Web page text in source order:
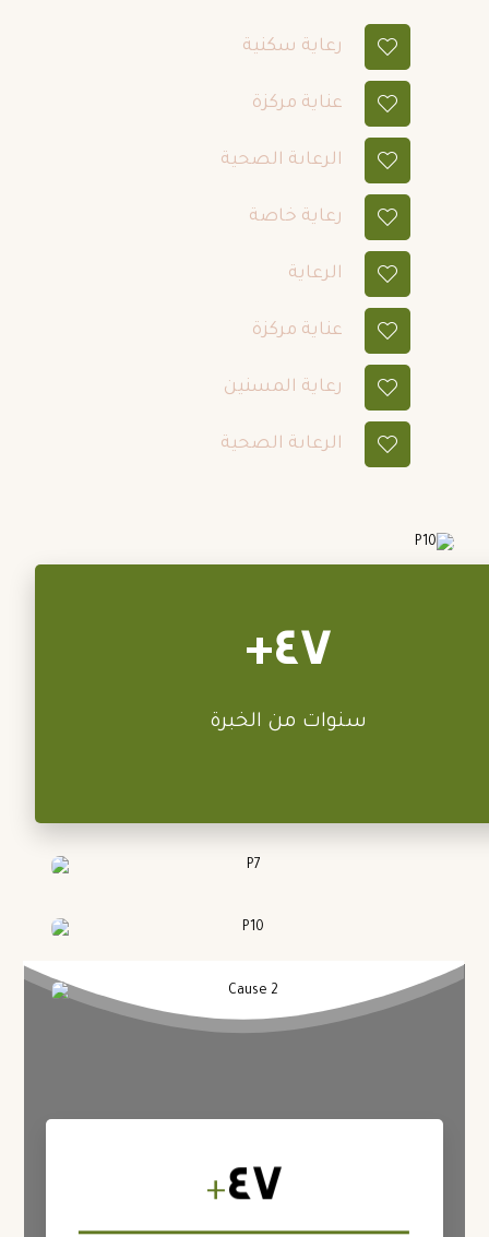
رعاية سكنية
عناية مركزة
الرعاىة الصحية
رعاية خاصة
الرعاية
عناية مركزة
رعاية المسنين
الرعاىة الصحية
٤٧+
سنوات من الخبرة
٤٧+
تم نقل أكثر من ٤٢٨٠ منزلًا إلى وجهة أخرى لوريم ايبسوم